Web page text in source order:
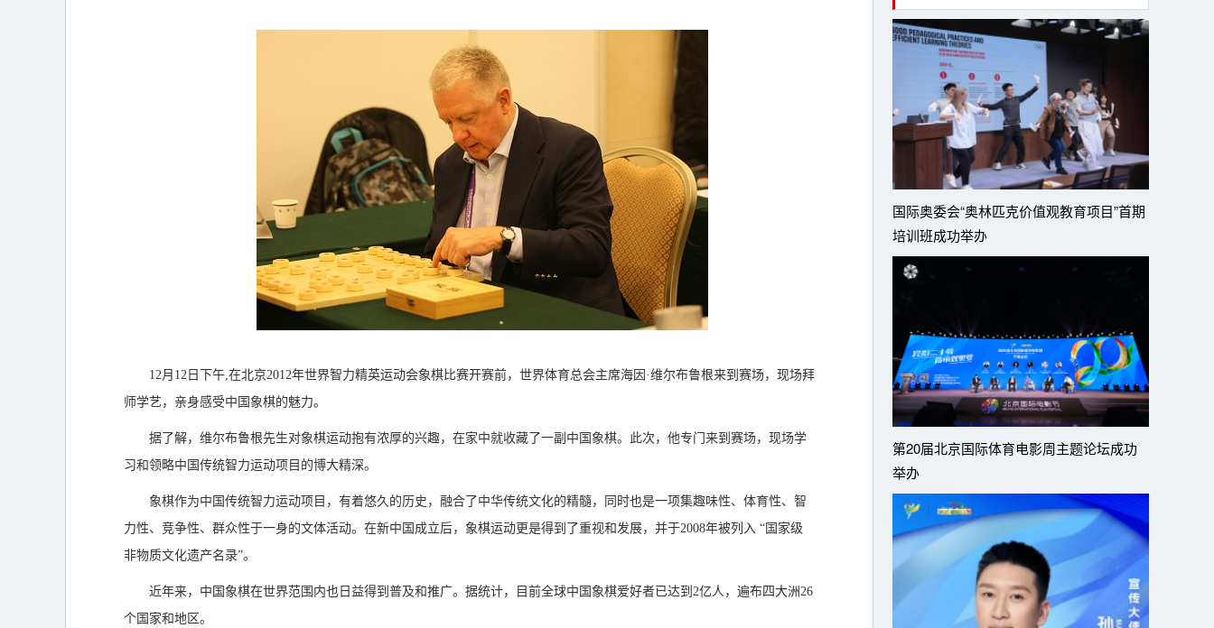
12月12日下午,在北京2012年世界智力精英运动会象棋比赛开赛前，世界体育总会主席海因·维尔布鲁根来到赛场，现场拜
师学艺，亲身感受中国象棋的魅力。
据了解，维尔布鲁根先生对象棋运动抱有浓厚的兴趣，在家中就收藏了一副中国象棋。此次，他专门来到赛场，现场学
习和领略中国传统智力运动项目的博大精深。
象棋作为中国传统智力运动项目，有着悠久的历史，融合了中华传统文化的精髓，同时也是一项集趣味性、体育性、智
力性、竞争性、群众性于一身的文体活动。在新中国成立后，象棋运动更是得到了重视和发展，并于2008年被列入 “国家级
非物质文化遗产名录”。
近年来，中国象棋在世界范围内也日益得到普及和推广。据统计，目前全球中国象棋爱好者已达到2亿人，遍布四大洲26
个国家和地区。
国际奥委会“奥林匹克价值观教育项目”首期
培训班成功举办
第20届北京国际体育电影周主题论坛成功
举办